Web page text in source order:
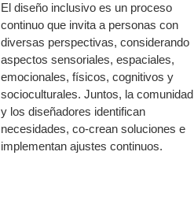
El diseño inclusivo es un proceso
continuo que invita a personas con
diversas perspectivas, considerando
aspectos sensoriales, espaciales,
emocionales, físicos, cognitivos y
socioculturales. Juntos, la comunidad
y los diseñadores identifican
necesidades, co-crean soluciones e
implementan ajustes continuos.